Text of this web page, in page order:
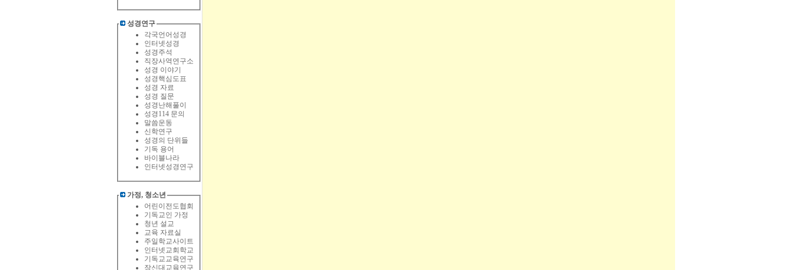
성경연구
각국언어성경
인터넷성경
성경주석
직장사역연구소
성경 이야기
성경핵심도표
성경 자료
성경 질문
성경난해풀이
성경114 문의
말씀운동
신학연구
성경의 단위들
기독 용어
바이블나라
인터넷성경연구
가정, 청소년
어린이전도협회
기독교인 가정
청년 설교
교육 자료실
주일학교사이트
인터넷교회학교
기독교교육연구
장신대교육연구